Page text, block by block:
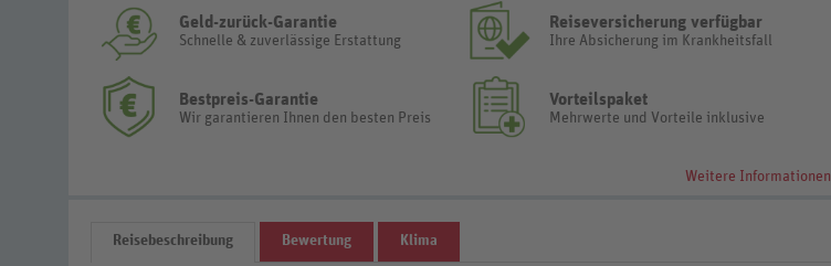
Geld-zurück-Garantie
Schnelle & zuverlässige Erstattung
Reiseversicherung verfügbar
Ihre Absicherung im Krankheitsfall
Bestpreis-Garantie
Wir garantieren Ihnen den besten Preis
Vorteilspaket
Mehrwerte und Vorteile inklusive
Weitere Informationen
Reisebeschreibung Bewertung Klima